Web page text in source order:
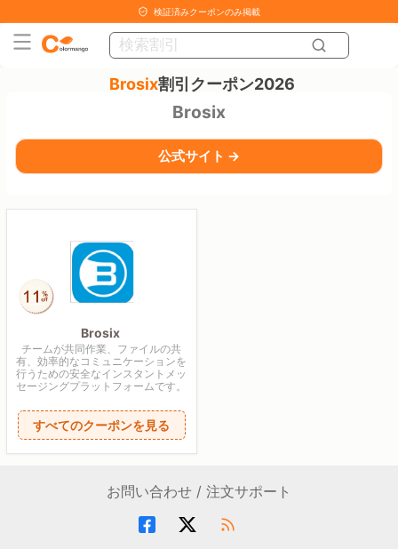
検証済みクーポンのみ掲載
Brosix割引クーポン2026
Brosix
公式サイト →
Brosix
チームが共同作業、ファイルの共
有、効率的なコミュニケーションを
行うための安全なインスタントメッ
セージングプラットフォームです。
すべてのクーポンを見る
お問い合わせ / 注文サポート